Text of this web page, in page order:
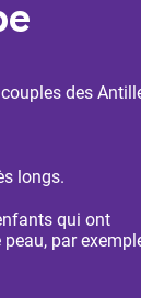
des
longs.
qui ont
par